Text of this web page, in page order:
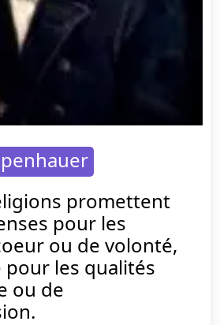
promettent
pour les
ou de volonté,
pour les qualités
ou de